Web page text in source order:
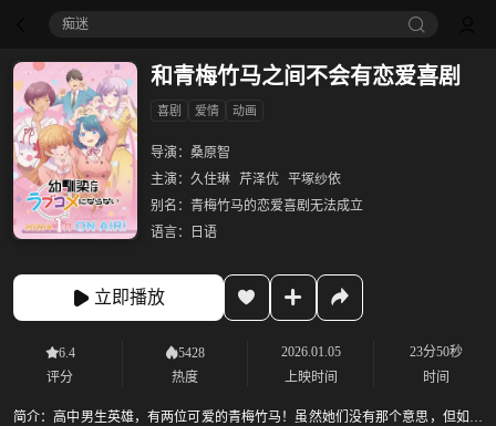
痴迷
和青梅竹马之间不会有恋爱喜剧
喜剧 爱情 动画
导演： 桑原智
主演： 久住琳 芹泽优 平塚纱依
别名： 青梅竹马的恋爱喜剧无法成立
语言：
日语
立即播放
6.4
评分
5428
热度
2026.01.05
上映时间
23分50秒
时间
简介： 高中男生英雄，有两位可爱的青梅竹马！虽然她们没有那个意思，但如果